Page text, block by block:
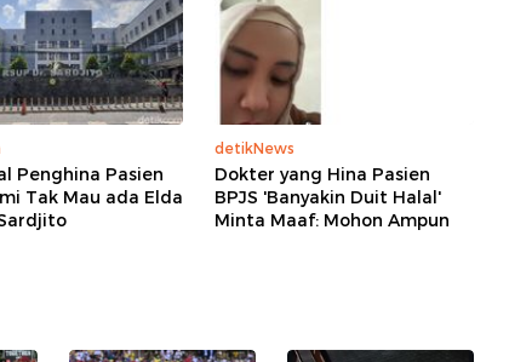
Penghina Pasien
Tak Mau ada Elda
detikNews
Dokter yang Hina Pasien
BPJS 'Banyakin Duit Halal'
Minta Maaf: Mohon Ampun